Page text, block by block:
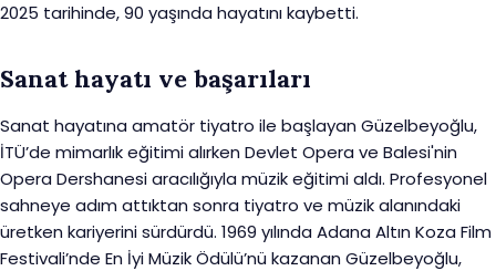
2025 tarihinde, 90 yaşında hayatını kaybetti.
Sanat hayatı ve başarıları
Sanat hayatına amatör tiyatro ile başlayan Güzelbeyoğlu,
İTÜ’de mimarlık eğitimi alırken Devlet Opera ve Balesi'nin
Opera Dershanesi aracılığıyla müzik eğitimi aldı. Profesyonel
sahneye adım attıktan sonra tiyatro ve müzik alanındaki
üretken kariyerini sürdürdü. 1969 yılında Adana Altın Koza Film
Festivali’nde En İyi Müzik Ödülü’nü kazanan Güzelbeyoğlu,